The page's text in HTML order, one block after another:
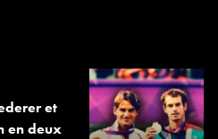
et
en deux